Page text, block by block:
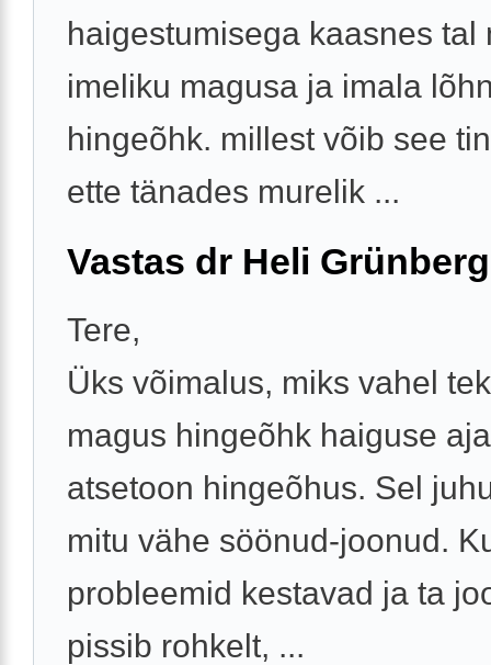
haigestumisega kaasnes tal
imeliku magusa ja imala
hingeõhk. millest võib see
ette tänades murelik ...
Vastas dr Heli Grünberg
Tere,
Üks võimalus, miks vahel
magus hingeõhk haiguse
atsetoon hingeõhus. Sel
mitu vähe söönud-joonud.
probleemid kestavad ja ta
pissib rohkelt, ...